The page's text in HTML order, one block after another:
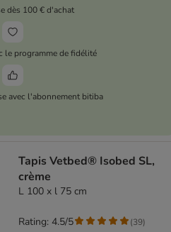
dès 100 € d'achat
le programme de fidélité
avec l'abonnement bitiba
Tapis Vetbed® Isobed SL,
crème
L 100 x l 75 cm
Rating: 4.5/5 (39)